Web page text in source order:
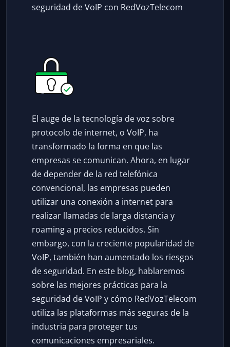
seguridad de VoIP con RedVozTelecom
El auge de la tecnología de voz sobre
protocolo de internet, o VoIP, ha
transformado la forma en que las
empresas se comunican. Ahora, en lugar
de depender de la red telefónica
convencional, las empresas pueden
utilizar una conexión a internet para
realizar llamadas de larga distancia y
roaming a precios reducidos. Sin
embargo, con la creciente popularidad de
VoIP, también han aumentado los riesgos
de seguridad. En este blog, hablaremos
sobre las mejores prácticas para la
seguridad de VoIP y cómo RedVozTelecom
utiliza las plataformas más seguras de la
industria para proteger tus
comunicaciones empresariales.